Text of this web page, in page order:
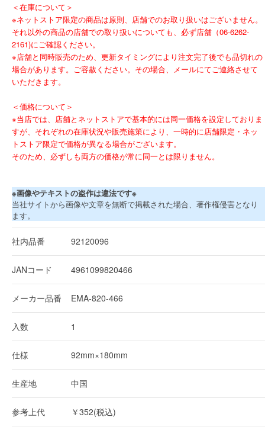
＜在庫について＞
※ネットストア限定の商品は原則、店舗でのお取り扱いはございません。
それ以外の商品の店舗での取り扱いについても、必ず店舗（06-6262-
2161)にご確認ください。
※店舗と同時販売のため、更新タイミングにより注文完了後でも品切れの
場合があります。ご容赦ください。その場合、メールにてご連絡させて
いただきます。
＜価格について＞
※当店では、店舗とネットストアで基本的には同一価格を設定しておりま
すが、それぞれの在庫状況や販売施策により、一時的に店舗限定・ネッ
トストア限定で価格が異なる場合がございます。
そのため、必ずしも両方の価格が常に同一とは限りません。
※画像やテキストの盗作は違法です※
当社サイトから画像や文章を無断で掲載された場合、著作権侵害となり
ます。
社内品番 92120096
JANコード 4961099820466
メーカー品番 EMA-820-466
入数 1
仕様 92mm×180mm
生産地 中国
参考上代 ￥352(税込)